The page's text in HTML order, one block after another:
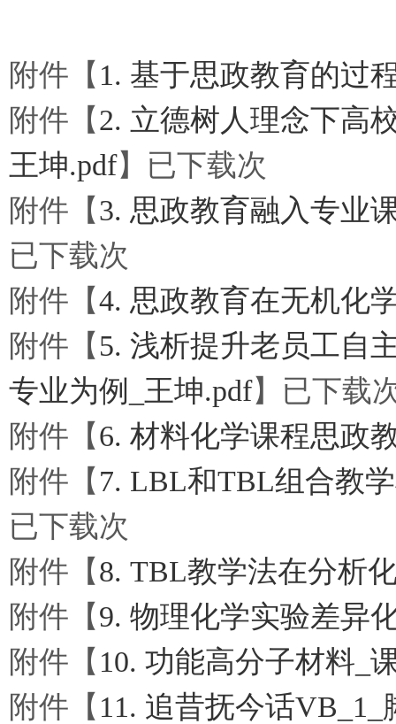
附件【 1. 基于思政教育的过
附件【2. 立德树人理念下高
王坤.pdf】已下载次
附件【3. 思政教育融入专业
已下载次
附件【4. 思政教育在无机化
附件【 5. 浅析提升老员工自
专业为例_王坤.pdf】已下载
附件【6. 材料化学课程思政
附件【 7. LBL和TBL组合教
已下载次
附件【8. TBL教学法在分析
附件【9. 物理化学实验差异
附件【 10. 功能高分子材料_
附件【 11. 追昔抚今话